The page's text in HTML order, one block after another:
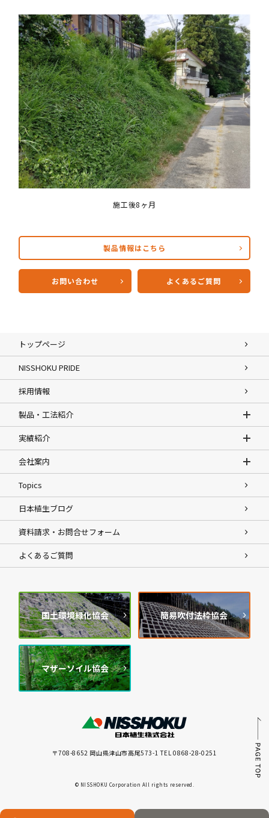
施工後8ヶ月
製品情報はこちら
お問い合わせ よくあるご質問
トップページ
NISSHOKU PRIDE
採用情報
製品・工法紹介
実績紹介
会社案内
Topics
日本植生ブログ
資料請求・お問合せフォーム
よくあるご質問
国土環境緑化協会 簡易吹付法枠協会
マザーソイル協会
〒708-8652 岡山県津山市高尾573-1 TEL 0868-28-0251
© NISSHOKU Corporation All rights reserved.